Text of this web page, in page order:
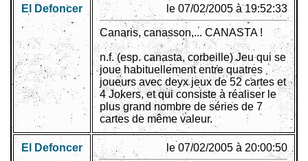
El Defoncer le 07/02/2005 à 19:52:33
Canaris, canasson,... CANASTA !
n.f. (esp. canasta, corbeille) Jeu qui se
joue habituellement entre quatres
joueurs avec deyx jeux de 52 cartes et
4 Jokers, et qui consiste à réaliser le
plus grand nombre de séries de 7
cartes de même valeur.
El Defoncer le 07/02/2005 à 20:00:50